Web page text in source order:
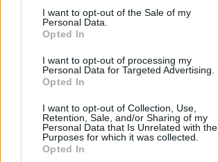
consent section.
I want to opt-out of the Sale of my
Personal Data.
Opted In
I want to opt-out of processing my
Personal Data for Targeted Advertising.
Opted In
I want to opt-out of Collection, Use,
Retention, Sale, and/or Sharing of my
Personal Data that Is Unrelated with the
Purposes for which it was collected.
Opted In
14.11.2019, 19:07 27